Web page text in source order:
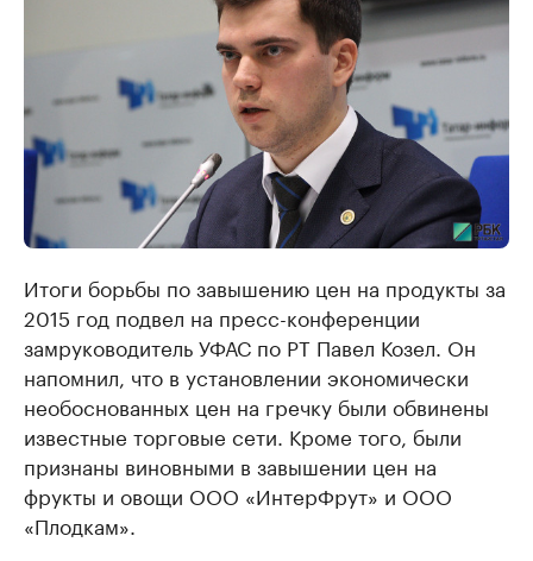
Итоги борьбы по завышению цен на продукты за
2015 год подвел на пресс-конференции
замруководитель УФАС по РТ Павел Козел. Он
напомнил, что в установлении экономически
необоснованных цен на гречку были обвинены
известные торговые сети. Кроме того, были
признаны виновными в завышении цен на
фрукты и овощи ООО «ИнтерФрут» и ООО
«Плодкам».